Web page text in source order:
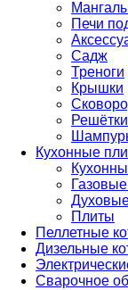
Печи
Садж
Треноги
Крышки
Решётки
Кухонные
Плиты
Пеллетные
Дизельные
Сварочное